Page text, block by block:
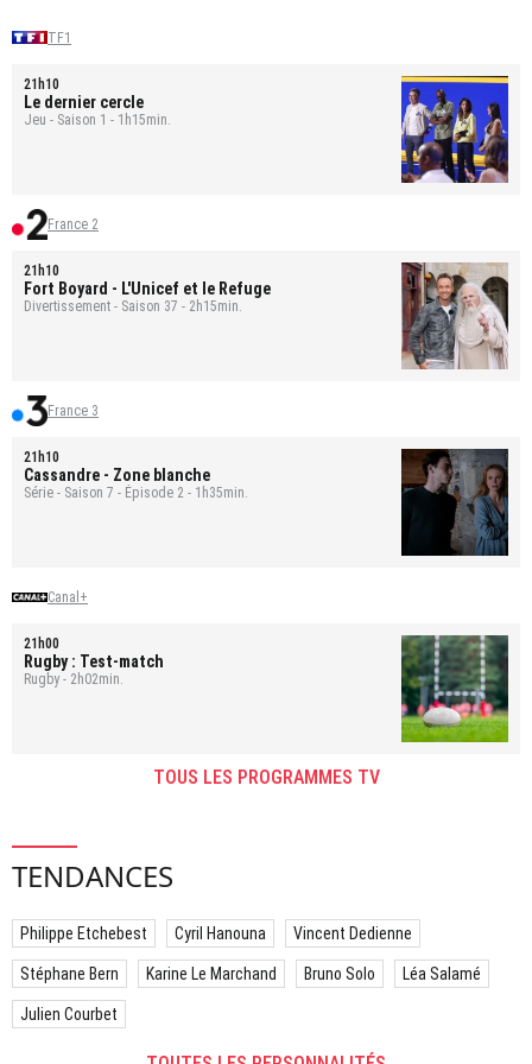
TF1
21h10
Le dernier cercle
Jeu - Saison 1 - 1h15min.
France 2
21h10
Fort Boyard - L'Unicef et le Refuge
Divertissement - Saison 37 - 2h15min.
France 3
21h10
Cassandre - Zone blanche
Série - Saison 7 - Épisode 2 - 1h35min.
Canal+
21h00
Rugby : Test-match
Rugby - 2h02min.
TOUS LES PROGRAMMES TV
TENDANCES
Philippe Etchebest Cyril Hanouna Vincent Dedienne
Stéphane Bern Karine Le Marchand Bruno Solo Léa Salamé
Julien Courbet